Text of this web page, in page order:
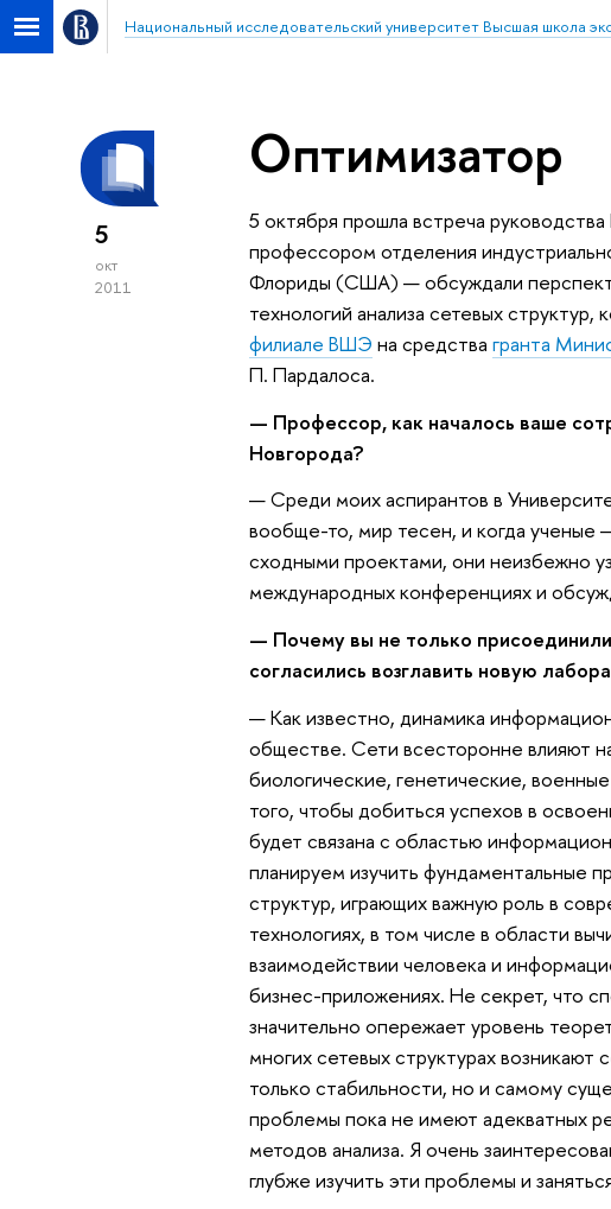
Национальный исследовательский университет Высшая школа
5
окт
2011
Оптимизатор
5 октября прошла встреча
профессором отделения
Флориды (США) — обсуждали
технологий анализа сетевых структур,
филиале ВШЭ на средства гранта
П. Пардалоса.
— Профессор, как началось ваше
Новгорода?
— Среди моих аспирантов в
вообще-то, мир тесен, и когда ученые
сходными проектами, они неизбежно
международных конференциях и
— Почему вы не только
согласились возглавить новую
— Как известно, динамика
обществе. Сети всесторонне влияют
биологические, генетические,
того, чтобы добиться успехов в
будет связана с областью
планируем изучить фундаментальные
структур, играющих важную роль в
технологиях, в том числе в области
взаимодействии человека и
бизнес-приложениях. Не секрет, что
значительно опережает уровень
многих сетевых структурах
только стабильности, но и самому
проблемы пока не имеют адекватных
методов анализа. Я очень
глубже изучить эти проблемы и